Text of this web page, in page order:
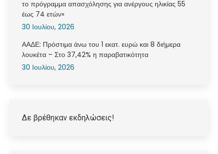
το πρόγραμμα απασχόλησης για ανέργους ηλικίας 55
έως 74 ετών»
30 Ιουλίου, 2026
ΑΑΔΕ: Πρόστιμα άνω του 1 εκατ. ευρώ και 8 διήμερα
λουκέτα – Στο 37,42% η παραβατικότητα
30 Ιουλίου, 2026
Δε βρέθηκαν εκδηλώσεις!